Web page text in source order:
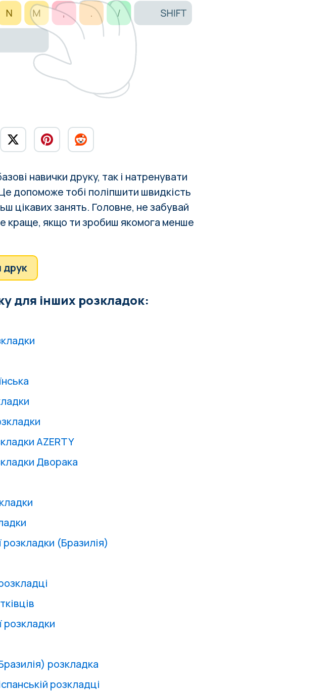
навички друку, так і натренувати
допоможе тобі поліпшити швидкість
цікавих занять. Головне, не забувай
краще, якщо ти зробиш якомога менше
друк
для інших розкладок:
AZERTY
Дворака
розкладки (Бразилія)
розкладки
розкладка
розкладці